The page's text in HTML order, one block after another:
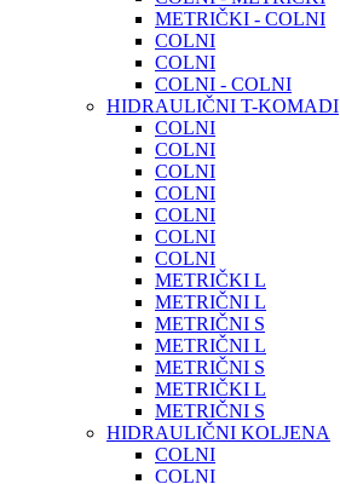
METRIČKI - COLNI
COLNI
COLNI
COLNI - COLNI
HIDRAULIČNI T-KOMADI
COLNI
COLNI
COLNI
COLNI
COLNI
COLNI
COLNI
METRIČKI L
METRIČNI L
METRIČNI S
METRIČNI L
METRIČNI S
METRIČKI L
METRIČNI S
HIDRAULIČNI KOLJENA
COLNI
COLNI